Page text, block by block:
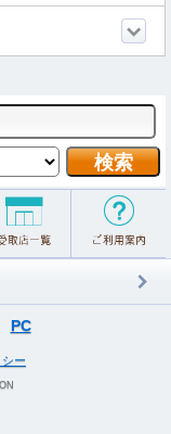
PC
ー